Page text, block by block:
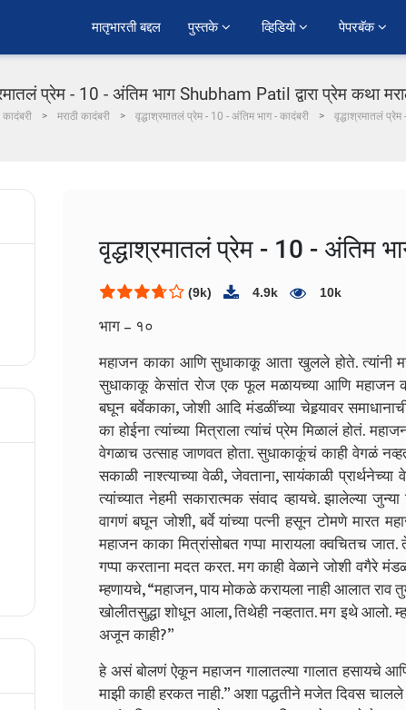
﻿मातृभारती बद्दल पुस्तके व्हिडियो पेपरबॅक
प्रेम - 10 - अंतिम भाग Shubham Patil द्वारा प्रेम कथा
कादंबरी मराठी कादंबरी वृद्धाश्रमातलं प्रेम - 10 - अंतिम भाग - कादंबरी वृद्धाश्रमातलं
वृद्धाश्रमातलं प्रेम - 10 - अंतिम
(9k) 4.9k 10k
भाग – १०
महाजन काका आणि सुधाकाकू आता खुलले होते. त्यांनी
सुधाकाकू केसांत रोज एक फूल मळायच्या आणि महाजन
बघून बर्वेकाका, जोशी आदि मंडळींच्या चेहर्‍यावर
का होईना त्यांच्या मित्राला त्यांचं प्रेम मिळालं होतं.
वेगळाच उत्साह जाणवत होता. सुधाकाकूंचं काही वेगळं
सकाळी नाश्त्याच्या वेळी, जेवताना, सायंकाळी
त्यांच्यात नेहमी सकारात्मक संवाद व्हायचे. झालेल्या
वागणं बघून जोशी, बर्वे यांच्या पत्नी हसून टोमणे मारत
महाजन काका मित्रांसोबत गप्पा मारायला क्वचितच
गप्पा करताना मदत करत. मग काही वेळाने जोशी वगैरे
म्हणायचे, “महाजन, पाय मोकळे करायला नाही आलात राव
खोलीतसुद्धा शोधून आला, तिथेही नव्हतात. मग इथे
अजून काही?”
हे असं बोलणं ऐकून महाजन गालातल्या गालात हसायचे
माझी काही हरकत नाही.” अशा पद्धतीने मजेत दिवस